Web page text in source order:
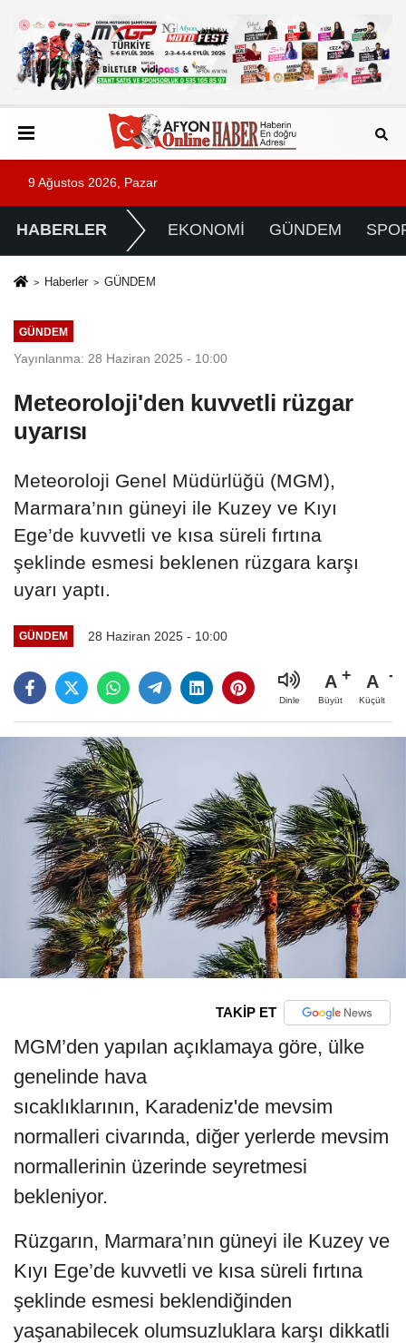
9 Ağustos 2026, Pazar
HABERLER EKONOMİ GÜNDEM
Haberler GÜNDEM
GÜNDEM
Yayınlanma: 28 Haziran 2025 - 10:00
Meteoroloji'den kuvvetli rüzgar
uyarısı
Meteoroloji Genel Müdürlüğü (MGM),
Marmara’nın güneyi ile Kuzey ve Kıyı
Ege’de kuvvetli ve kısa süreli fırtına
şeklinde esmesi beklenen rüzgara karşı
uyarı yaptı.
GÜNDEM 28 Haziran 2025 - 10:00
Dinle
A
Büyüt
A
Küçült
TAKİP ET
MGM’den yapılan açıklamaya göre, ülke
genelinde hava
sıcaklıklarının, Karadeniz'de mevsim
normalleri civarında, diğer yerlerde mevsim
normallerinin üzerinde seyretmesi
bekleniyor.
Rüzgarın, Marmara’nın güneyi ile Kuzey ve
Kıyı Ege’de kuvvetli ve kısa süreli fırtına
şeklinde esmesi beklendiğinden
yaşanabilecek olumsuzluklara karşı dikkatli